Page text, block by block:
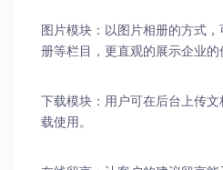
图片模块：以图片相册的方式
册等栏目，更直观的展示企业的
下载模块：用户可在后台上传
载使用。